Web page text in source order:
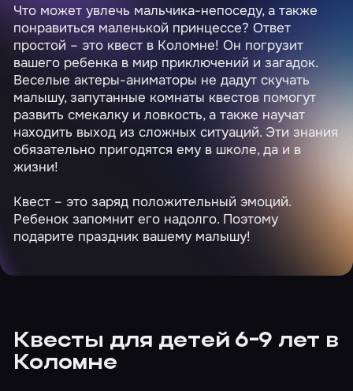
Что может увлечь мальчика-непоседу, а также
понравиться маленькой принцессе? Ответ
простой – это квест в Коломне! Он погрузит
вашего ребенка в мир приключений и загадок.
Веселые актеры-аниматоры не дадут скучать
малышу, запутанные комнаты квестов помогут
развить смекалку и ловкость, а также научат
находить выход из сложных ситуаций. Эти знания
обязательно пригодятся ему в школе, да и в
жизни!
Квест – это заряд положительный эмоций.
Ребенок запомнит его надолго. Поэтому
подарите праздник вашему малышу!
Квесты для детей 6-9 лет в
Коломне